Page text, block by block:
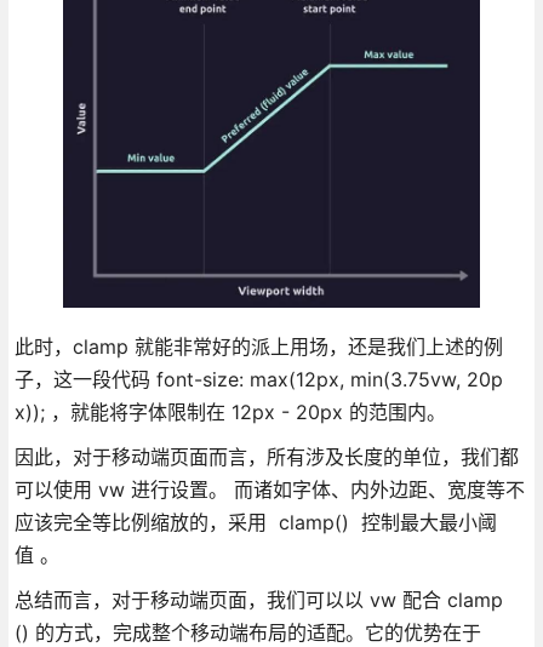
此时，clamp 就能非常好的派上用场，还是我们上述的例
子，这一段代码 font-size: max(12px, min(3.75vw, 20p
x)); ，就能将字体限制在 12px - 20px 的范围内。
因此，对于移动端页面而言，所有涉及长度的单位，我们都
可以使用 vw 进行设置。 而诸如字体、内外边距、宽度等不
应该完全等比例缩放的，采用 clamp() 控制最大最小阈
值 。
总结而言，对于移动端页面，我们可以以 vw 配合 clamp
() 的方式，完成整个移动端布局的适配。它的优势在于